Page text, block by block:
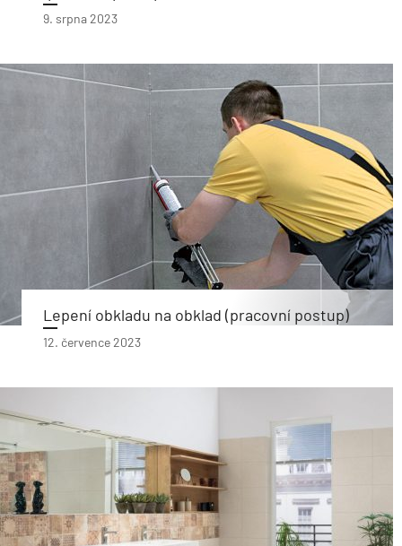
9. srpna 2023
Lepení obkladu na obklad (pracovní postup)
12. července 2023